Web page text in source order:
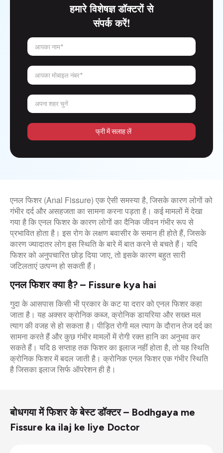
हमारे विशेषज्ञ डॉक्टरों से
संपर्क करें!
आपका नाम*
आपका मोबाइल नंबर*
अपना शहर चुनें
फ्री में सलाह लें
एनल फिशर (Anal Fissure) एक ऐसी समस्या है, जिसके कारण लोगों को
गंभीर दर्द और असहजता का सामना करना पड़ता है। कई मामलों में देखा
गया है कि एनल फिशर के कारण लोगों का दैनिक जीवन गंभीर रूप से
प्रभावित होता है। इस रोग के लक्षण बवासीर के समान ही होते हैं, जिसके
कारण ज्यादातर लोग इस स्थिति के बारे में बात करने से बचते हैं। यदि
फिशर को अनुपचारित छोड़ दिया जाए, तो इसके कारण बहुत सारी
जटिलताएं उत्पन्न हो सकती हैं।
एनल फिशर क्या है? – Fissure kya hai
गुदा के आसपास किसी भी प्रकार के कट या दरार को एनल फिशर कहा
जाता है। यह अक्सर क्रोनिक कब्ज, क्रोनिक डायरिया और सख्त मल
त्याग की वजह से हो सकता है। पीड़ित रोगी मल त्याग के दौरान तेज दर्द का
सामना करते हैं और कुछ गंभीर मामलों में रोगी रक्त हानि का अनुभव कर
सकते हैं। यदि 8 सप्ताह तक फिशर का इलाज नहीं होता है, तो यह स्थिति
क्रोनिक फिशर में बदल जाती है। क्रोनिक एनल फिशर एक गंभीर स्थिति
है जिसका इलाज सिर्फ ऑपरेशन ही है।
बोधगया में फिशर के बेस्ट डॉक्टर – Bodhgaya me
Fissure ka ilaj ke liye Doctor